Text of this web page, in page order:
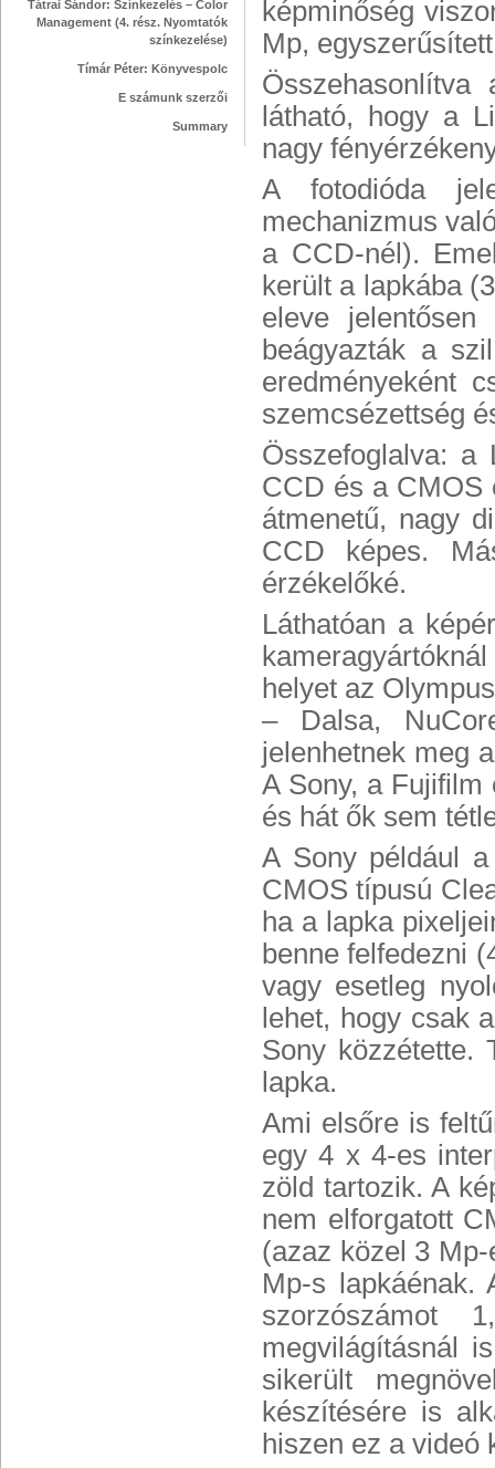
Tátrai Sándor: Színkezelés – Color
Management (4. rész. Nyomtatók
színkezelése)
Tímár Péter: Könyvespolc
E számunk szerzői
Summary
képminőség
Mp,
látható, hogy a
nagy
A fotodióda
mechanizmus
a CCD-nél).
került a lapkába
eleve
beágyazták a
eredményeként
szemcsézettség
Összefoglalva: a
CCD és a CMOS
átmenetű, nagy
CCD képes.
érzékelőké.
Láthatóan a
helyet az
– Dalsa,
jelenhetnek meg
A Sony, a Fujifilm
és hát ők sem
A Sony például a
CMOS típusú
ha a lapka
benne felfedezni
vagy esetleg
lehet, hogy csak
Sony
lapka.
Ami elsőre is
egy 4 x 4-es
zöld tartozik. A
nem elforgatott
(azaz közel 3 Mp-
Mp-s lapkáénak.
szorzószámot
megvilágításnál
sikerült
készítésére is
hiszen ez a videó